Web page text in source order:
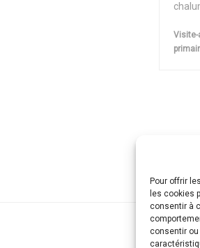
Pour offrir
les cookies
consentir à
consentir
Visite-